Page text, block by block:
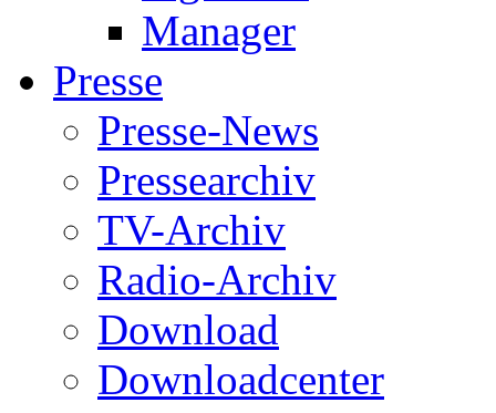
Manager
Presse
Presse-News
Pressearchiv
TV-Archiv
Radio-Archiv
Download
Downloadcenter